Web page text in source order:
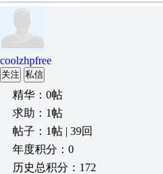
coolzhpfree
关注 私信
精华：0帖
求助：1帖
帖子：1帖 | 39回
年度积分：0
历史总积分：172